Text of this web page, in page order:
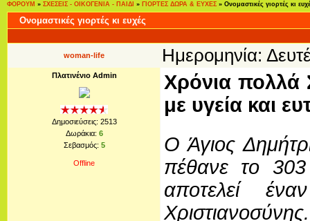
ΦΟΡΟΥΜ » ΣΧΕΣΕΙΣ - ΟΙΚΟΓΕΝΙΑ - ΠΑΙΔΙ » ΓΙΟΡΤΕΣ ΔΩΡΑ & ΕΥΧΕΣ » Ονομαστικές γιορτές κι
Ονομαστικές γιορτές κι ευχές
woman-life Ημερομηνία:
Πλατινένιο Admin
Δημοσιεύσεις: 2513
Δωράκια: 6
Σεβασμός: 5
Offline
Χρόνια πολλά
με υγεία και
Ο Άγιος
πέθανε το
αποτελεί